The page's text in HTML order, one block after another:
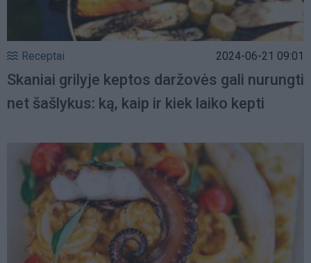
Receptai 2024-06-21 09:01
Skaniai grilyje keptos daržovės gali nurungti
net šašlykus: ką, kaip ir kiek laiko kepti